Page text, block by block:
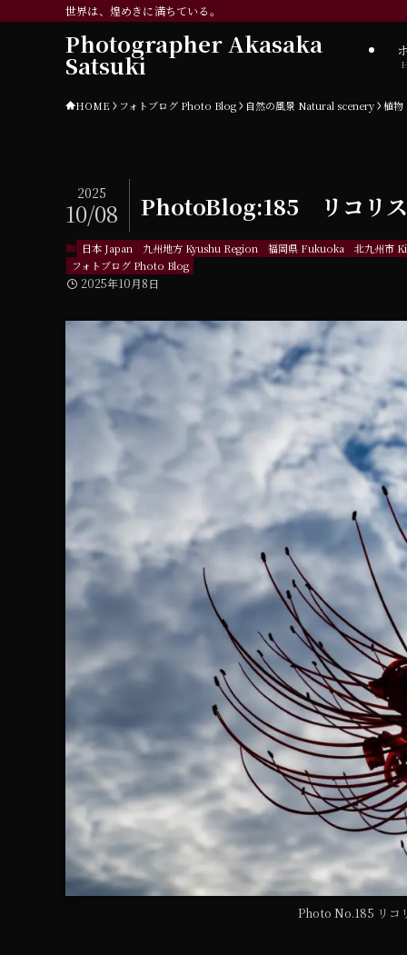
世界は、煌めきに満ちている。
Photographer Akasaka
Satsuki
HOME フォトブログ Photo Blog 自然の風景 Natural scenery 植物
PhotoBlog:185 リコリ
2025
10/08
日本 Japan 九州地方 Kyushu Region 福岡県 Fukuoka
北九州市
フォトブログ Photo Blog
2025年10月8日
Photo No.185 リコ